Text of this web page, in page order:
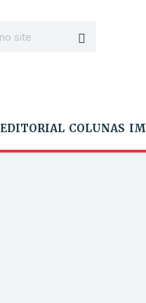
EDITORIAL COLUNAS